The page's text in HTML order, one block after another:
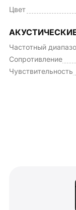
Цвет
Частотный
Сопротивление
Чувствительность